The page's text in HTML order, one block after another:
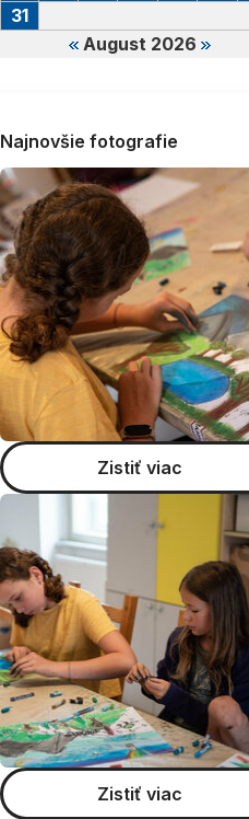
August 2026
31
Najnovšie fotografie
Zistiť viac
Zistiť viac